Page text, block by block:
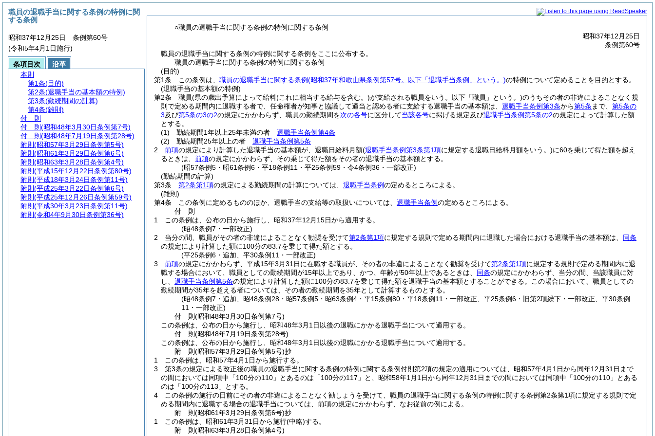
○職員の退職手当に関する条例の特例に関する条例
昭和37年12月25日
条例第60号
職員の退職手当に関する条例の特例に関する条例をここに公布する。
職員の退職手当に関する条例の特例に関する条例
(目的)
第1条
この条例は、 職員の退職手当に関する条例(昭和37年和歌山県条例第57号。以下「退職手当条例」という。)の特例について定めることを目的とする。
(退職手当の基本額の特例)
第2条
職員(県の歳出予算によって給料(これに相当する給与を含む。)が支給される職員をいう。以下「職員」という。)のうちその者の非違によることなく規
則で定める期間内に退職する者で、任命権者が知事と協議して適当と認める者に支給する退職手当の基本額は、 退職手当条例第3条から第5条 まで、 第5条の
3及び第5条の3の2の規定にかかわらず、職員の勤続期間を次の各号に区分して当該各号に掲げる規定及び退職手当条例第5条の2の規定によって計算した額
とする。
(1)
勤続期間1年以上25年未満の者 退職手当条例第4条
(2)
勤続期間25年以上の者 退職手当条例第5条
2
前項の規定により計算した退職手当の基本額が、退職日給料月額(退職手当条例第3条第1項に規定する退職日給料月額をいう。)に60を乗じて得た額を超え
るときは、 前項の規定にかかわらず、その乗じて得た額をその者の退職手当の基本額とする。
(昭57条例5・昭61条例6・平18条例11・平25条例59・令4条例36・一部改正)
(勤続期間の計算)
第3条
第2条第1項の規定による勤続期間の計算については、 退職手当条例の定めるところによる。
(雑則)
第4条
この条例に定めるもののほか、退職手当の支給等の取扱いについては、 退職手当条例の定めるところによる。
付 則
1
この条例は、公布の日から施行し、昭和37年12月15日から適用する。
(昭48条例7・一部改正)
2
当分の間、職員がその者の非違によることなく勧奨を受けて第2条第1項に規定する規則で定める期間内に退職した場合における退職手当の基本額は、 同条
の規定により計算した額に100分の83.7を乗じて得た額とする。
(平25条例6・追加、平30条例11・一部改正)
3
前項の規定にかかわらず、平成15年3月31日に在職する職員が、その者の非違によることなく勧奨を受けて第2条第1項に規定する規則で定める期間内に退
職する場合において、職員としての勤続期間が15年以上であり、かつ、年齢が50年以上であるときは、 同条の規定にかかわらず、当分の間、当該職員に対
し、 退職手当条例第5条の規定により計算した額に100分の83.7を乗じて得た額を退職手当の基本額とすることができる。
この場合において、職員としての
勤続期間が35年を超える者については、その者の勤続期間を35年として計算するものとする。
(昭48条例7・追加、昭48条例28・昭57条例5・昭63条例4・平15条例80・平18条例11・一部改正、平25条例6・旧第2項繰下・一部改正、平30条例
11・一部改正)
付 則(昭和48年3月30日条例第7号)
この条例は、公布の日から施行し、昭和48年3月1日以後の退職にかかる退職手当について適用する。
付 則(昭和48年7月19日条例第28号)
この条例は、公布の日から施行し、昭和48年3月1日以後の退職にかかる退職手当について適用する。
附 則(昭和57年3月29日条例第5号)抄
1
この条例は、昭和57年4月1日から施行する。
3
第3条の規定による改正後の職員の退職手当に関する条例の特例に関する条例付則第2項の規定の適用については、昭和57年4月1日から同年12月31日まで
の間においては同項中「100分の110」とあるのは「100分の117」と、昭和58年1月1日から同年12月31日までの間においては同項中「100分の110」とある
のは「100分の113」とする。
4
この条例の施行の日前にその者の非違によることなく勧しょうを受けて、職員の退職手当に関する条例の特例に関する条例第2条第1項に規定する規則で定
める期間内に退職する場合の退職手当については、前項の規定にかかわらず、なお従前の例による。
附 則(昭和61年3月29日条例第6号)抄
1
この条例は、昭和61年3月31日から施行(中略)する。
附 則(昭和63年3月28日条例第4号)
職員の退職手当に関する条例の特例に関
する条例
昭和37年12月25日 条例第60号
(令和5年4月1日施行)
条項目次
沿革
本則
第1条(目的)
第2条(退職手当の基本額の特例)
第3条(勤続期間の計算)
第4条(雑則)
付 則
付 則 (昭和48年3月30日条例第7号)
付 則 (昭和48年7月19日条例第28号)
附則 (昭和57年3月29日条例第5号)
附則 (昭和61年3月29日条例第6号)
附則 (昭和63年3月28日条例第4号)
附則 (平成15年12月22日条例第80号)
附則 (平成18年3月24日条例第11号)
附則 (平成25年3月22日条例第6号)
附則 (平成25年12月26日条例第59号)
附則 (平成30年3月23日条例第11号)
附則 (令和4年9月30日条例第36号)